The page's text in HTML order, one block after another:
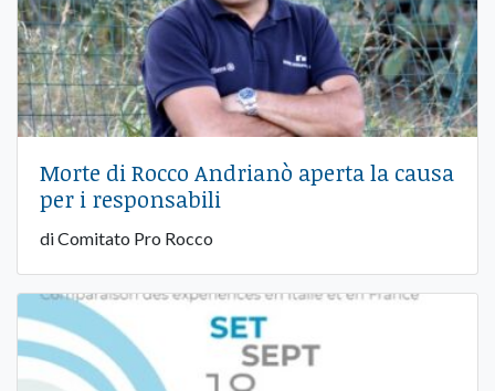
Morte di Rocco Andrianò aperta la causa
per i responsabili
di Comitato Pro Rocco